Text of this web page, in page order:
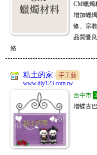
CM蠟燭
增加蠟
修、宗
品質優
絡.
粘土的家
手工藝
www.diy123.com.tw
台中市
增蝶古